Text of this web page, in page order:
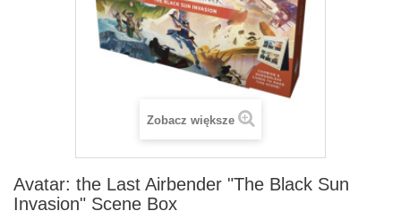
Zobacz większe
Avatar: the Last Airbender "The Black Sun
Invasion" Scene Box